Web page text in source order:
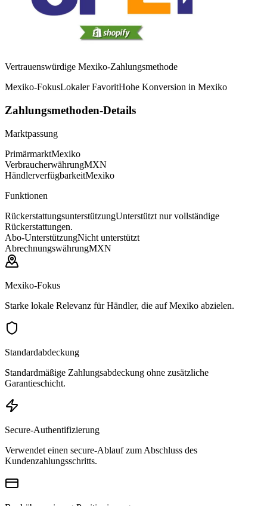
Vertrauenswürdige Mexiko-Zahlungsmethode
Mexiko-FokusLokaler FavoritHohe Konversion in Mexiko
Zahlungsmethoden-Details
Marktpassung
PrimärmarktMexiko
VerbraucherwährungMXN
HändlerverfügbarkeitMexiko
Funktionen
RückerstattungsunterstützungUnterstützt nur vollständige
Rückerstattungen.
Abo-UnterstützungNicht unterstützt
AbrechnungswährungMXN
Mexiko-Fokus
Starke lokale Relevanz für Händler, die auf Mexiko abzielen.
Standardabdeckung
Standardmäßige Zahlungsabdeckung ohne zusätzliche
Garantieschicht.
Secure-Authentifizierung
Verwendet einen secure-Ablauf zum Abschluss des
Kundenzahlungsschritts.